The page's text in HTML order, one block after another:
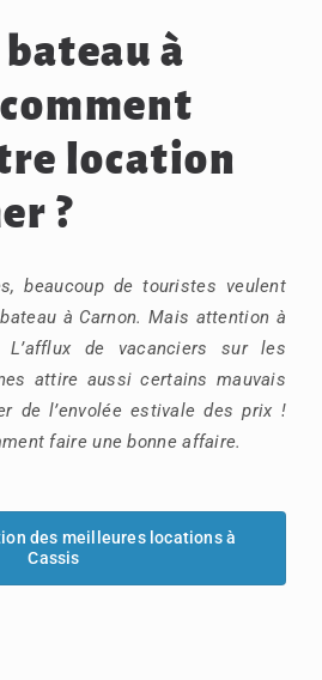
à
location
?
beaucoup de touristes veulent
à Carnon. Mais attention à
L’afflux de vacanciers sur les
attire aussi certains mauvais
de l’envolée estivale des prix !
faire une bonne affaire.
des meilleures locations à
Cassis